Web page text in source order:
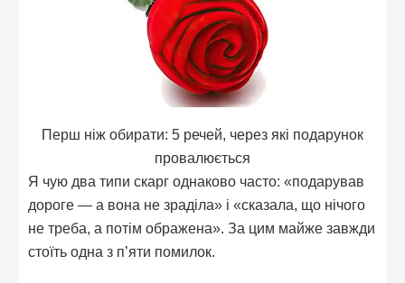
Перш ніж обирати: 5 речей, через які подарунок
провалюється
Я чую два типи скарг однаково часто: «подарував
дороге — а вона не зраділа» і «сказала, що нічого
не треба, а потім ображена». За цим майже завжди
стоїть одна з п’яти помилок.